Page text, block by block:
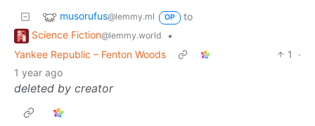
musorufus@lemmy.ml OP
to
Science Fiction@lemmy.world
•
Yankee Republic – Fenton Woods
1
·
1 year ago
deleted by creator